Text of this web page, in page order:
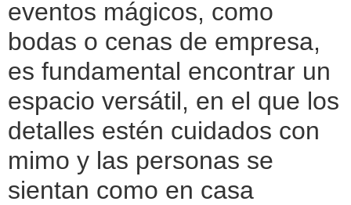
eventos mágicos, como
bodas o cenas de empresa,
es fundamental encontrar un
espacio versátil, en el que los
detalles estén cuidados con
mimo y las personas se
sientan como en casa